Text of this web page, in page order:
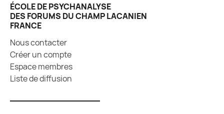
ÉCOLE DE PSYCHANALYSE
DES FORUMS DU CHAMP LACANIEN
FRANCE
Nous contacter
Créer un compte
Espace membres
Liste de diffusion